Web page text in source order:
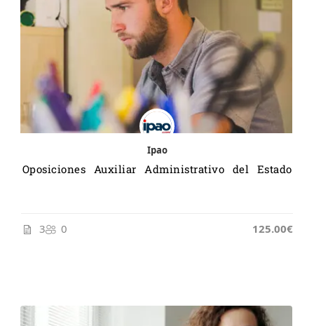
Ipao
Oposiciones Auxiliar Administrativo del Estado
3 0 125.00€